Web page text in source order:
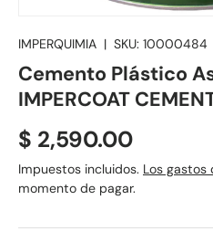
IMPERQUIMIA | SKU: 10000484
Cemento Plástico
IMPERCOAT
Precio normal
$ 2,590.00
Impuestos incluidos. Los gastos
momento de pagar.